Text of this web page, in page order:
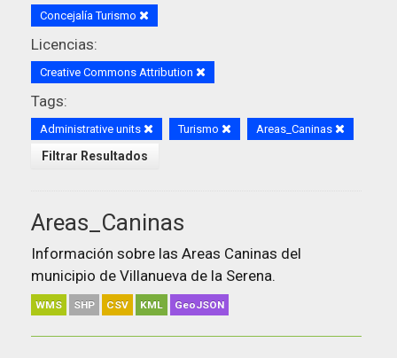
Concejalía Turismo
Licencias:
Creative Commons Attribution
Tags:
Administrative units Turismo Areas_Caninas
Filtrar Resultados
Areas_Caninas
Información sobre las Areas Caninas del
municipio de Villanueva de la Serena.
WMS SHP CSV KML GeoJSON